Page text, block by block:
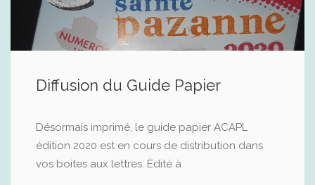
Diffusion du Guide Papier
Désormais imprimé, le guide papier ACAPL
édition 2020 est en cours de distribution dans
vos boites aux lettres. Édité à